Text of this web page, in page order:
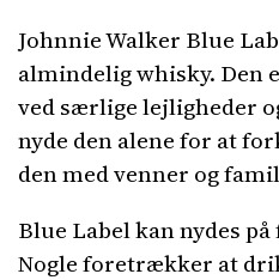
Johnnie Walker Blue
almindelig whisky. Den
ved særlige lejligheder
nyde den alene for at
den med venner og
Blue Label kan nydes
Nogle foretrækker at